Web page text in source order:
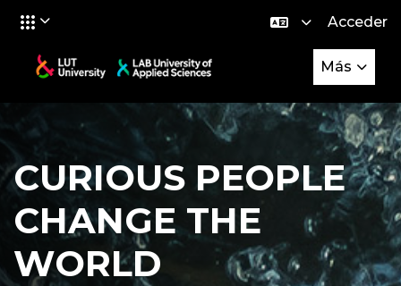
Salta al contenido principal
Acceder
Más
CURIOUS PEOPLE
CHANGE THE
WORLD